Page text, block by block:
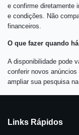
e confirme diretamente
e condições. Não
financeiros.
O que fazer quando
A disponibilidade pode
conferir novos
ampliar sua pesquisa
Links Rápidos